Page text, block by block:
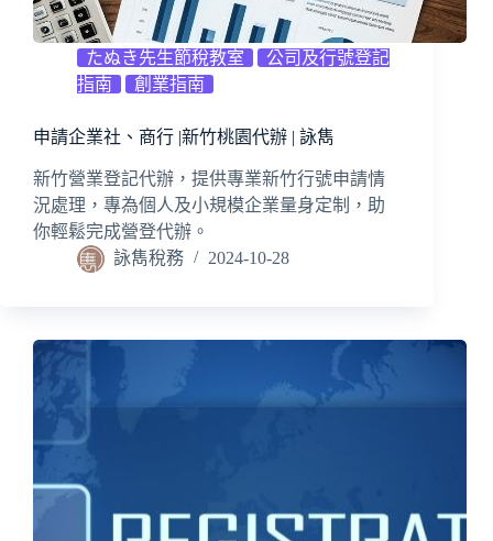
たぬき先生節稅教室
公司及行號登記
指南
創業指南
申請企業社、商行 |新竹桃園代辦 | 詠雋
新竹營業登記代辦，提供專業新竹行號申請情
況處理，專為個人及小規模企業量身定制，助
你輕鬆完成營登代辦。
詠雋稅務
2024-10-28